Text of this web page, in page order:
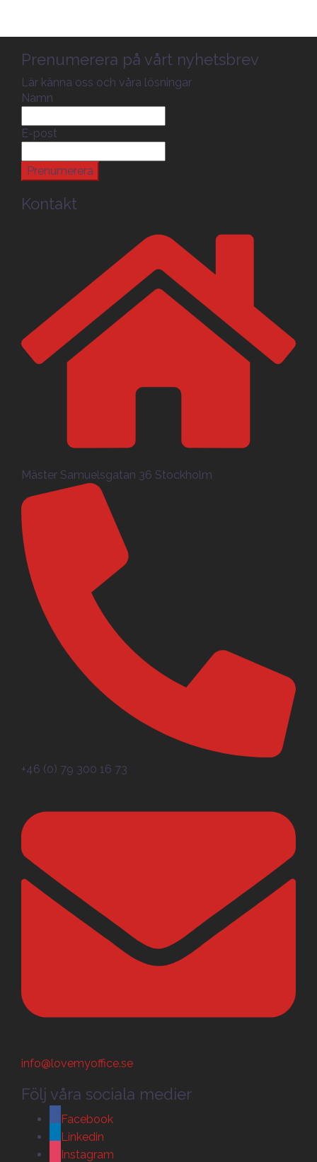
Prenumerera på vårt nyhetsbrev
Lär känna oss och våra lösningar
Namn
E-post
Kontakt
Mäster Samuelsgatan 36 Stockholm
+46 (0) 79 300 16 73
info@lovemyoffice.se
Följ våra sociala medier
Facebook
Linkedin
Instagram